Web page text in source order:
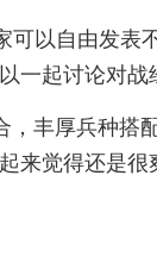
可以自由发表
一起讨论对战
，丰厚兵种搭
来觉得还是很